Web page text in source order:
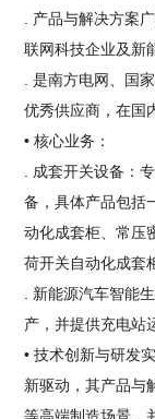
. 产品与解决方案
联网科技企业及新
. 是南方电网、国
优秀供应商，在国
• 核心业务：
. 成套开关设备：
备，具体产品包括
动化成套柜、常压
荷开关自动化成套
. 新能源汽车智能
产，并提供充电站
• 技术创新与研发
新驱动，其产品与